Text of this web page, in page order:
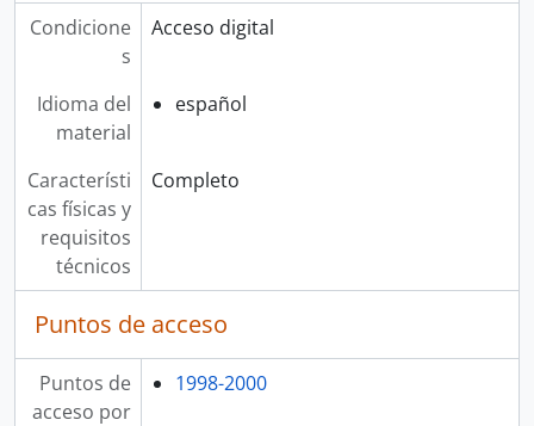
Condicione
s
Acceso digital
Idioma del
material
español
Característi
cas físicas y
requisitos
técnicos
Completo
Puntos de acceso
Puntos de
acceso por
1998-2000